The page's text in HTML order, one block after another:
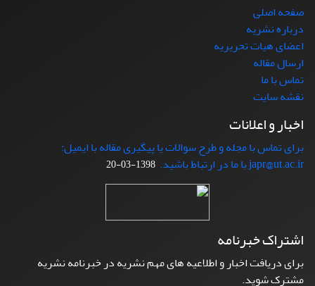
صفحه اصلی
درباره نشریه
اعضای هیات تحریریه
ارسال مقاله
تماس با ما
نقشه سایت
اخبار و اعلانات
برای تماس با مجله و طرح سوالات یا پیگیری مقاله با ایمیل:
japr@ut.ac.ir با ما در ارتباط باشید.
1398-03-20
اشتراک خبرنامه
برای دریافت اخبار و اطلاعیه های مهم نشریه در خبرنامه نشریه
مشترک شوید.